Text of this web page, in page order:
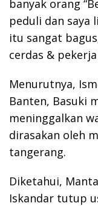
banyak orang
peduli dan saya
itu sangat
cerdas &
Menurutnya,
Banten, Basuki
meninggalkan
dirasakan oleh
tangerang.
Diketahui,
Iskandar tutup